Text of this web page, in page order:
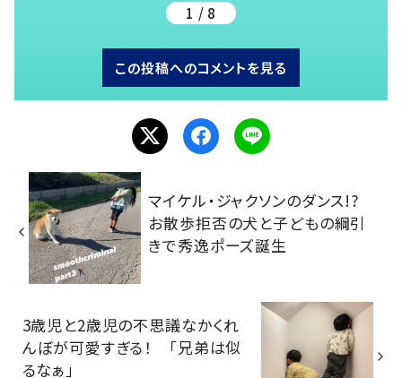
1 / 8
この投稿へのコメントを見る
マイケル・ジャクソンのダンス!?
お散歩拒否の犬と子どもの綱引
きで秀逸ポーズ誕生
3歳児と2歳児の不思議なかくれ
んぼが可愛すぎる！ 「兄弟は似
るなぁ」